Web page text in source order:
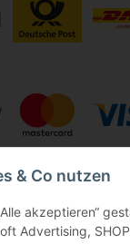
& Co nutzen
akzeptieren“
Advertising,